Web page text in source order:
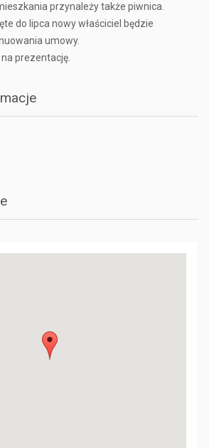
przynależy także piwnica.
do lipca nowy właściciel będzie
umowy.
prezentację.